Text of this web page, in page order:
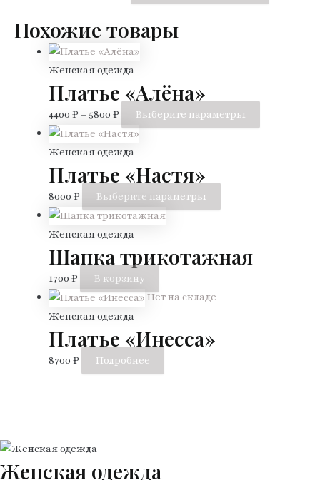
товар
Похожие товары
Женская одежда
Платье «Алёна»
4400 ₽ –5800 ₽ Выберите параметры
Женская одежда
Платье «Настя»
8000 ₽ Выберите параметры
товар
несколько
Женская одежда
Шапка трикотажная
1700 ₽
В корзину
Нет на складе
Женская одежда
Платье «Инесса»
8700 ₽ Подробнее
Женская одежда